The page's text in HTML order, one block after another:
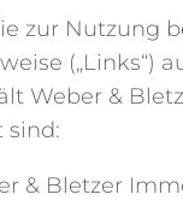
zur Nutzung
(„Links“)
Weber &
sind:
& Bletzer